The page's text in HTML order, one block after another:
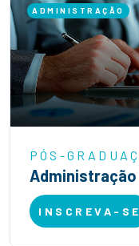
ADMINISTRAÇÃO
PÓS-
Administração
INSCREVA-SE